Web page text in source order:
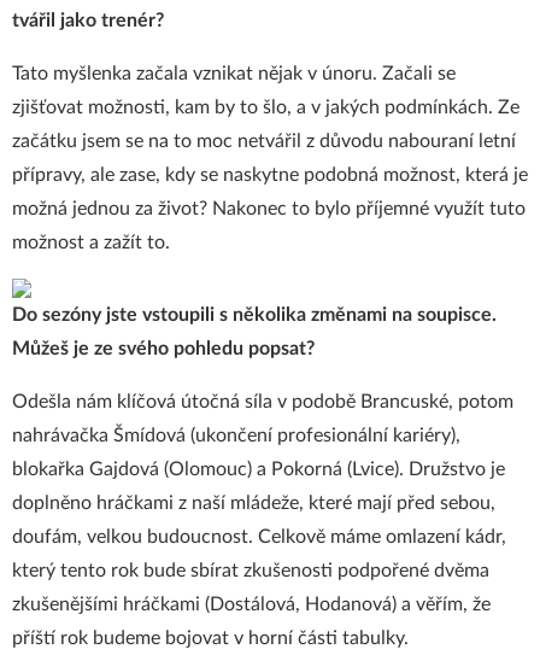
tvářil jako trenér?
Tato myšlenka začala vznikat nějak v únoru. Začali se
zjišťovat možnosti, kam by to šlo, a v jakých podmínkách. Ze
začátku jsem se na to moc netvářil z důvodu nabouraní letní
přípravy, ale zase, kdy se naskytne podobná možnost, která je
možná jednou za život? Nakonec to bylo příjemné využít tuto
možnost a zažít to.
Do sezóny jste vstoupili s několika změnami na soupisce.
Můžeš je ze svého pohledu popsat?
Odešla nám klíčová útočná síla v podobě Brancuské, potom
nahrávačka Šmídová (ukončení profesionální kariéry),
blokařka Gajdová (Olomouc) a Pokorná (Lvice). Družstvo je
doplněno hráčkami z naší mládeže, které mají před sebou,
doufám, velkou budoucnost. Celkově máme omlazení kádr,
který tento rok bude sbírat zkušenosti podpořené dvěma
zkušenějšími hráčkami (Dostálová, Hodanová) a věřím, že
příští rok budeme bojovat v horní části tabulky.